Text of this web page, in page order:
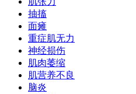
抽搐
面瘫
重症肌无力
神经损伤
肌肉萎缩
肌营养不良
脑炎